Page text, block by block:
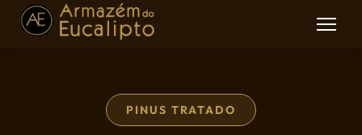
PINUS TRATADO